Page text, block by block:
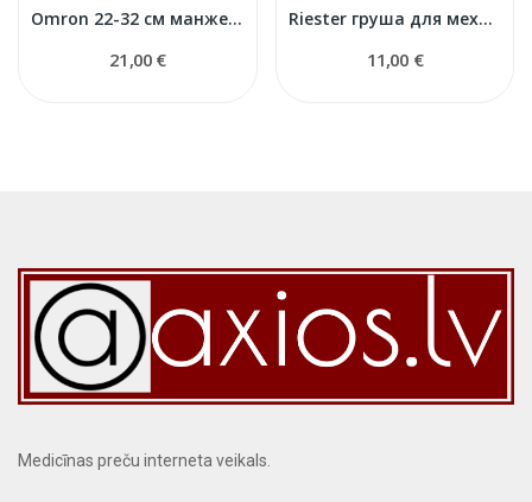
Omron 22-32 см манжета для тонометров
21,00 €
Riester груша для механического тонометра
11,00 €
Medicīnas preču interneta veikals.